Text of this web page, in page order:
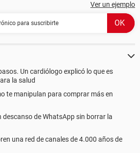
Ver un ejemplo
Un cardiólogo explicó lo que es
la salud
te manipulan para comprar más en
descanso de WhatsApp sin borrar la
una red de canales de 4.000 años de